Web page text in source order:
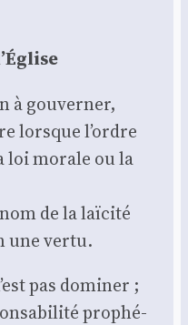
à gou­ver­ner,
lorsque l’ordre
loi morale ou la
de la laï­ci­té
une ver­tu.
pas domi­ner ;
pro­phé­